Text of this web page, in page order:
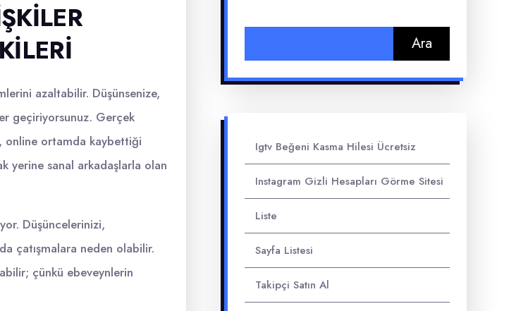
azaltabilir. Düşünsenize,
geçiriyorsunuz. Gerçek
online ortamda kaybettiği
yerine sanal arkadaşlarla olan
Düşüncelerinizi,
çatışmalara neden olabilir.
çünkü ebeveynlerin
Igtv Beğeni Kasma Hilesi Ücretsiz
Instagram Gizli Hesapları Görme Sitesi
Liste
Sayfa Listesi
Takipçi Satın Al